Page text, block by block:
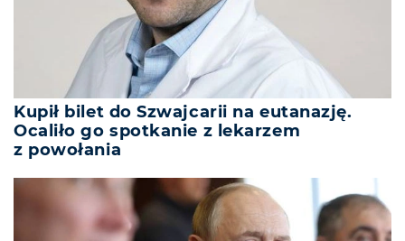
Kupił bilet do Szwajcarii na eutanazję.
Ocaliło go spotkanie z lekarzem
z powołania